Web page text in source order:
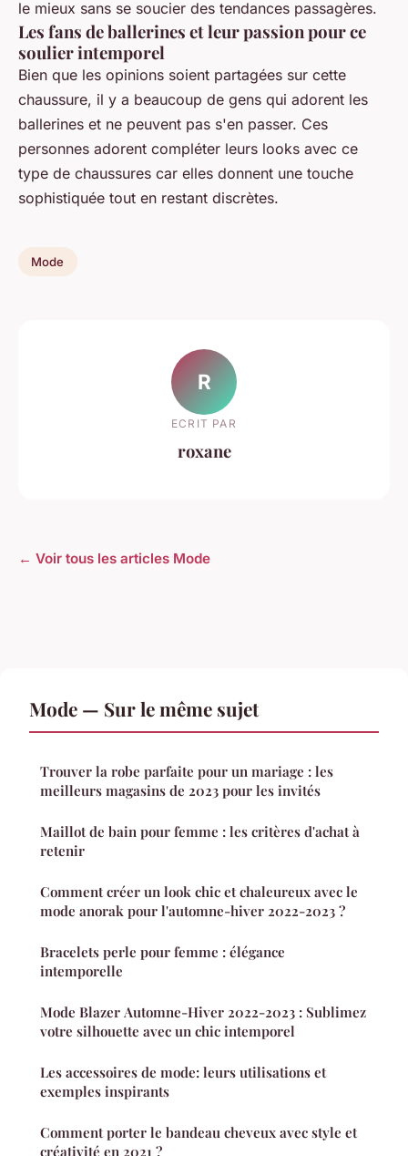
le mieux sans se soucier des tendances passagères.
Les fans de ballerines et leur passion pour ce
soulier intemporel
Bien que les opinions soient partagées sur cette
chaussure, il y a beaucoup de gens qui adorent les
ballerines et ne peuvent pas s'en passer. Ces
personnes adorent compléter leurs looks avec ce
type de chaussures car elles donnent une touche
sophistiquée tout en restant discrètes.
Mode
R
ECRIT PAR
roxane
← Voir tous les articles Mode
Mode — Sur le même sujet
Trouver la robe parfaite pour un mariage : les
meilleurs magasins de 2023 pour les invités
Maillot de bain pour femme : les critères d'achat à
retenir
Comment créer un look chic et chaleureux avec le
mode anorak pour l'automne-hiver 2022-2023 ?
Bracelets perle pour femme : élégance
intemporelle
Mode Blazer Automne-Hiver 2022-2023 : Sublimez
votre silhouette avec un chic intemporel
Les accessoires de mode: leurs utilisations et
exemples inspirants
Comment porter le bandeau cheveux avec style et
créativité en 2021 ?